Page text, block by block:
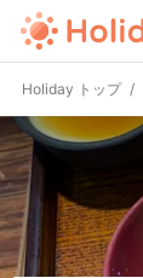
Holiday トップ